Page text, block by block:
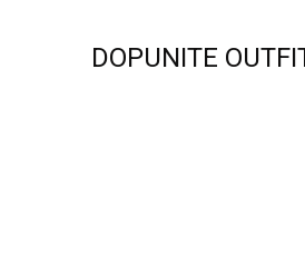
DOPUNITE